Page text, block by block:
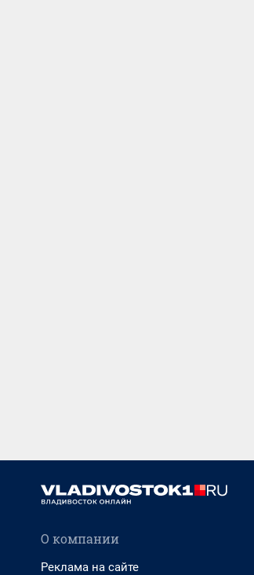
О компании
Реклама на сайте